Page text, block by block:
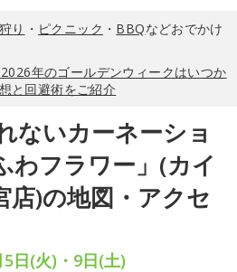
り ・ ピクニック ・ BBQなどおでかけ
2026年のゴールデンウィークはいつか
と回避術をご紹介
ないカーネーショ
わフラワー」(カイ
店)の地図・アクセ
日(火)・9日(土)